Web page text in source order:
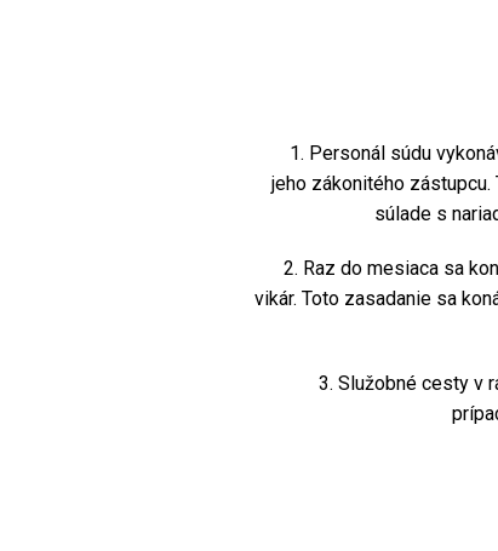
1. Personál súdu
jeho zákonitého
súlade s
2. Raz do mesiaca sa
vikár. Toto zasadanie sa
3. Služobné cesty v